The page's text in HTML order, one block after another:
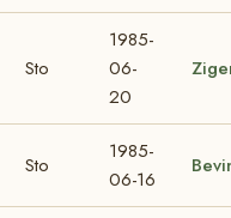
Sto
1985-
06-
20
Sto
1985-
06-16